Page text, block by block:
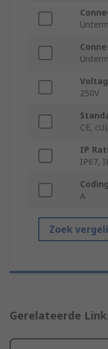
250V
CE,
IP
IP67,
Coding
A
Zoek
Gerelateerde